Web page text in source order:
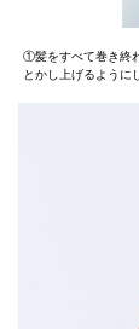
①髪をすべて巻き終
とかし上げるように